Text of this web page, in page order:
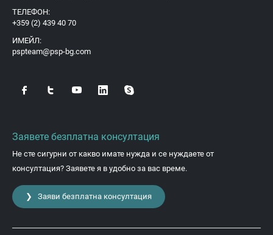
ТЕЛЕФОН:
+359 (2) 439 40 70
ИМЕЙЛ:
pspteam@psp-bg.com
Заявете безплатна консултация
Не сте сигурни от какво имате нужда и се нуждаете от
консултация? Заявете я в удобно за вас време.
❯ Заяви безплатна консултация